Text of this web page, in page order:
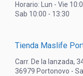
Horario: Lun - Vie
Sab 10:00 - 13:30
Tienda Maslife
Carr. De la lanzada,
36979 Portonovo -